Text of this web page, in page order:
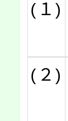
(１)
(２)